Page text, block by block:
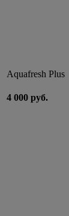
Aquafresh Plus
4 000 руб.